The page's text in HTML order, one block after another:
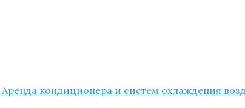
Аренда кондиционера и систем охлаждения